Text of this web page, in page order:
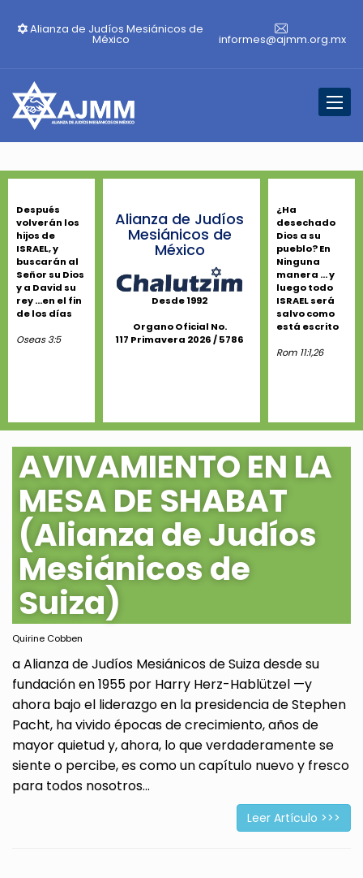
Alianza de Judíos Mesiánicos de
México informes@ajmm.org.mx
Después
volverán los
hijos de
ISRAEL, y
buscarán al
Señor su Dios
y a David su
rey ...en el fin
de los días
Oseas 3:5
Alianza de Judíos
Mesiánicos de
México
Desde 1992
Organo Oficial No.
117 Primavera 2026 / 5786
¿Ha
desechado
Dios a su
pueblo? En
Ninguna
manera ... y
luego todo
ISRAEL será
salvo como
está escrito
Rom 11:1,26
AVIVAMIENTO EN LA
MESA DE SHABAT
(Alianza de Judíos
Mesiánicos de
Suiza)
Quirine Cobben
a Alianza de Judíos Mesiánicos de Suiza desde su
fundación en 1955 por Harry Herz-Hablützel —y
ahora bajo el liderazgo en la presidencia de Stephen
Pacht, ha vivido épocas de crecimiento, años de
mayor quietud y, ahora, lo que verdaderamente se
siente o percibe, es como un capítulo nuevo y fresco
para todos nosotros...
Leer Artículo >>>